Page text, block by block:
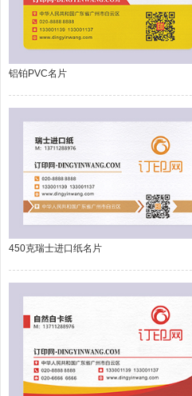
铝铂PVC名片
450克瑞士进口纸名片